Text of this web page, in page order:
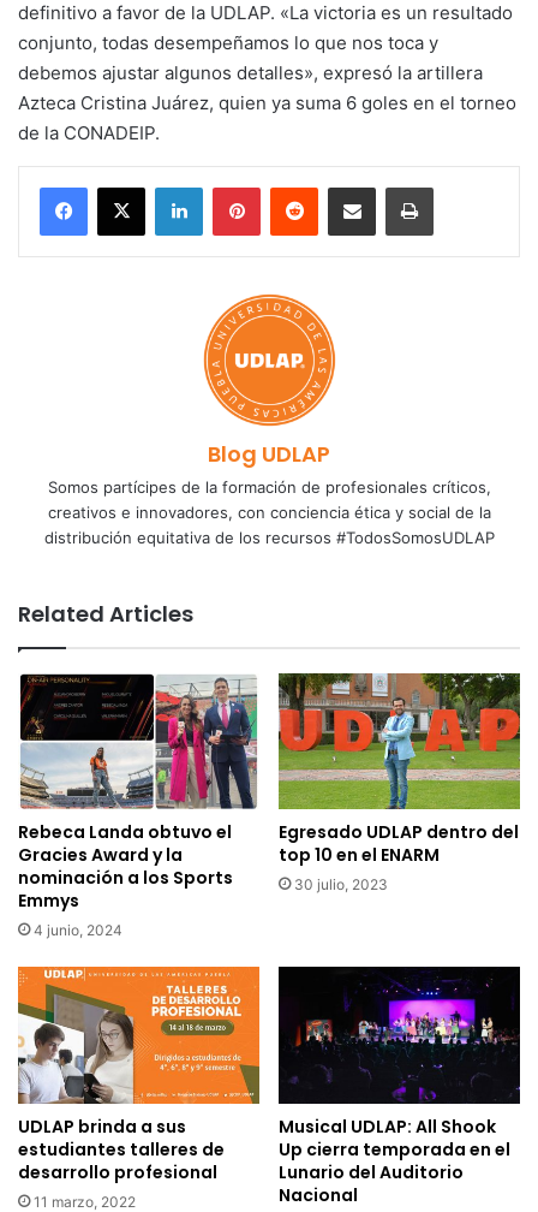
definitivo a favor de la UDLAP. «La victoria es un resultado
conjunto, todas desempeñamos lo que nos toca y
debemos ajustar algunos detalles», expresó la artillera
Azteca Cristina Juárez, quien ya suma 6 goles en el torneo
de la CONADEIP.
LinkedInPinterestReddit Share via Email Print
Blog UDLAP
Somos partícipes de la formación de profesionales críticos,
creativos e innovadores, con conciencia ética y social de la
distribución equitativa de los recursos #TodosSomosUDLAP
Related Articles
Rebeca Landa obtuvo el
Gracies Award y la
nominación a los Sports
Emmys
4 junio, 2024
Egresado UDLAP dentro del
top 10 en el ENARM
30 julio, 2023
UDLAP brinda a sus
estudiantes talleres de
desarrollo profesional
11 marzo, 2022
Musical UDLAP: All Shook
Up cierra temporada en el
Lunario del Auditorio
Nacional